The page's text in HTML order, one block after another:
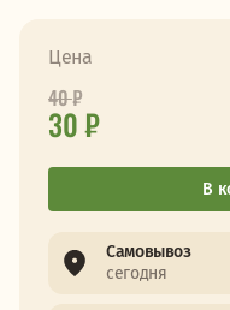
Цена
30 ₽
40₽
В
Самовывоз
сегодня